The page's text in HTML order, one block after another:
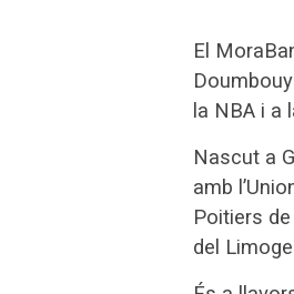
El
la NBA i a
Nascut a
amb
Poitiers
del